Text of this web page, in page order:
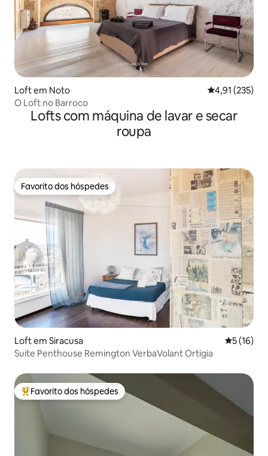
Loft em Noto Classificação
4,91 (235)
O Loft no Barroco
Lofts com máquina de lavar e secar
roupa
Favorito dos hóspedes
Favorito dos hóspedes
Loft em Siracusa
5 (16)
Suite Penthouse Remington VerbaVolant Ortigia
Favoritos dos hóspedes mais apreciados
Favorito dos hóspedes